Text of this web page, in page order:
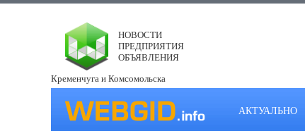
НОВОСТИ
ПРЕДПРИЯТИЯ
ОБЪЯВЛЕНИЯ
Кременчуга и Комсомольска
АКТУАЛЬНО